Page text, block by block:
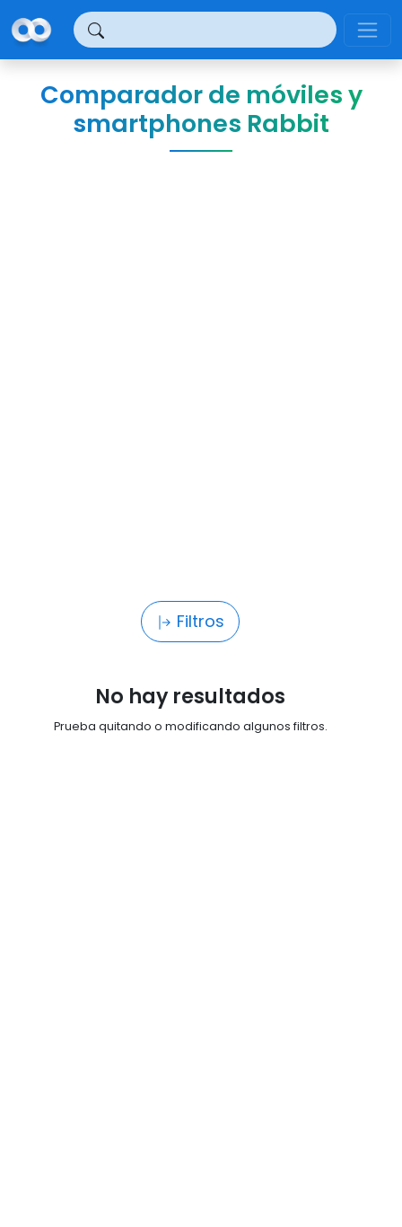
Comparador de móviles y
smartphones Rabbit
Filtros
No hay resultados
Prueba quitando o modificando algunos filtros.
Panel de gestión de cookies